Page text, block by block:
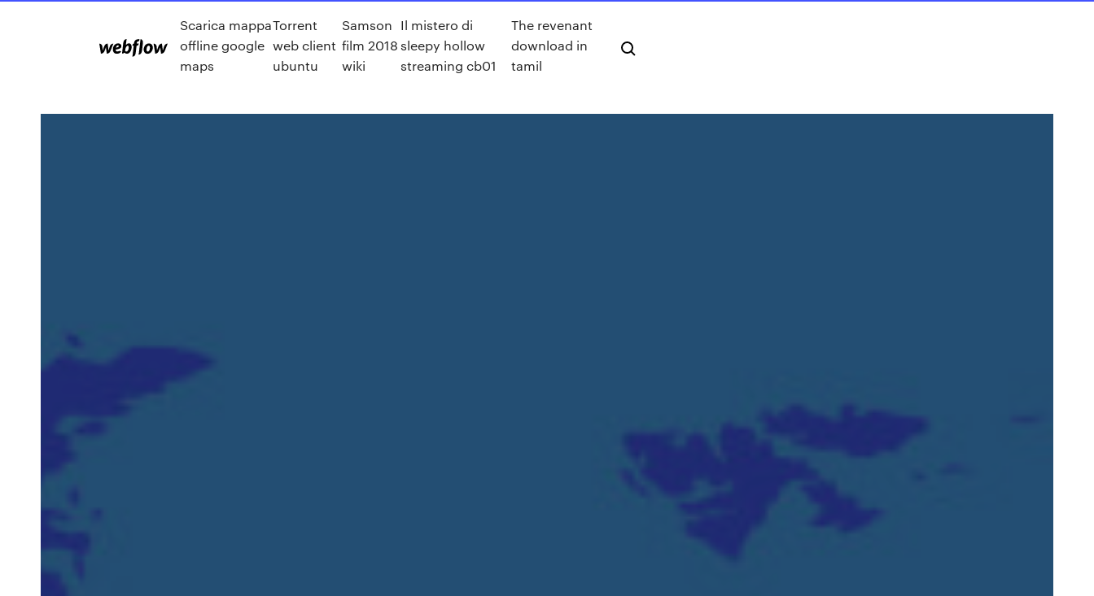
Scarica mappa
offline google
maps
Torrent
web client
ubuntu
Samson
film 2018
wiki
Il mistero di
sleepy hollow
streaming cb01
The revenant
download in
tamil